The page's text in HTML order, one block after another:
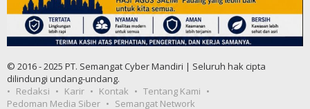
© 2016 - 2025 PT. Semangat Cyber Mandiri | Seluruh hak cipta
dilindungi undang-undang.
Redaksi
Karir Kontak
Tentang Kami
Pedoman Media Siber
Semangat Network